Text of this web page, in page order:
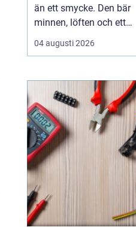
än ett smycke. Den bär
minnen, löften och ett
vardagsliv tillsammans.
Samtidigt innebär valet
vilket material håller
bäst, hur skiljer sig olika
stilar åt och hur hittar
man rätt storlek utan
stress? Med...
04 augusti 2026